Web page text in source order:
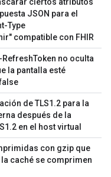
JSON para el
Type
compatible con FHIR
RefreshToken no oculta
la pantalla esté
de TLS1.2 para la
después de la
en el host virtual
con gzip que
caché se comprimen